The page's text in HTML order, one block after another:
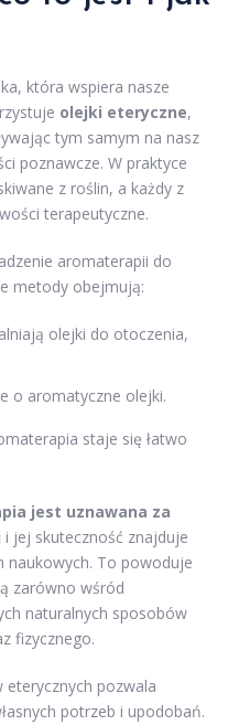
która wspiera nasze
olejki eteryczne,
tym samym na nasz
poznawcze. W praktyce
z roślin, a każdy z
terapeutyczne.
aromaterapii do
metody obejmują:
olejki do otoczenia,
o aromatyczne olejki.
staje się łatwo
jest uznawana za
i jej skuteczność znajduje
naukowych. To powoduje
zarówno wśród
naturalnych sposobów
fizycznego.
pozwala
potrzeb i upodobań.